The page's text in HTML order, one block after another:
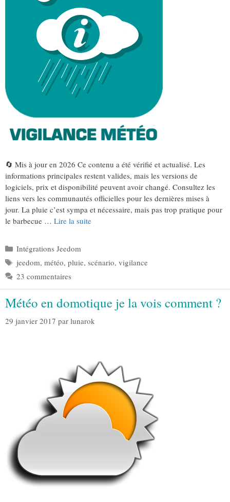
🔄 Mis à jour en 2026 Ce contenu a été vérifié et actualisé. Les
informations principales restent valides, mais les versions de
logiciels, prix et disponibilité peuvent avoir changé. Consultez les
liens vers les communautés officielles pour les dernières mises à
jour. La pluie c’est sympa et nécessaire, mais pas trop pratique pour
le barbecue … Lire la suite
Catégories
Intégrations Jeedom
Étiquettes
jeedom, météo, pluie, scénario, vigilance
23 commentaires
Météo en domotique je la vois comment ?
29 janvier 2017 par lunarok